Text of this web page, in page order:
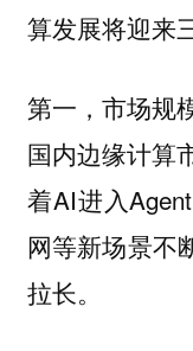
算发展将迎来
第一，市场规
国内边缘计算
着AI进入
网等新场景不
拉长。